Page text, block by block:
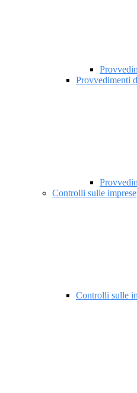
Provvedimenti
Controlli sulle imprese
Controlli sulle